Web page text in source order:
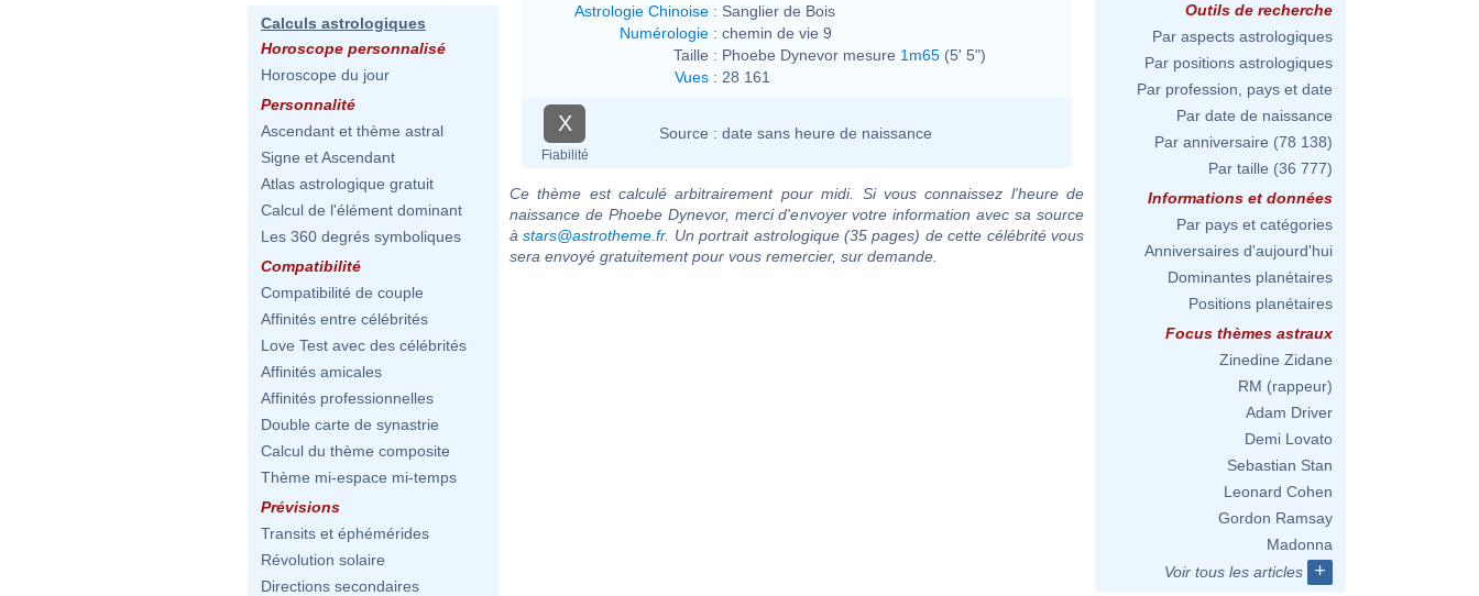
Calculs astrologiques
Horoscope personnalisé
Horoscope du jour
Personnalité
Ascendant et thème astral
Signe et Ascendant
Atlas astrologique gratuit
Calcul de l'élément dominant
Les 360 degrés symboliques
Compatibilité
Compatibilité de couple
Affinités entre célébrités
Love Test avec des célébrités
Affinités amicales
Affinités professionnelles
Double carte de synastrie
Calcul du thème composite
Thème mi-espace mi-temps
Prévisions
Transits et éphémérides
Révolution solaire
Directions secondaires
Astrologie Chinoise : Sanglier de Bois
Numérologie : chemin de vie 9
Taille : Phoebe Dynevor mesure 1m65 (5' 5")
Vues : 28 161
X
Fiabilité
Source : date sans heure de naissance
Ce thème est calculé arbitrairement pour midi. Si vous connaissez l'heure de
naissance de Phoebe Dynevor, merci d'envoyer votre information avec sa source
àstars@astrotheme.fr. Un portrait astrologique (35 pages) de cette célébrité vous
sera envoyé gratuitement pour vous remercier, sur demande.
Outils de recherche
Par aspects astrologiques
Par positions astrologiques
Par profession, pays et date
Par date de naissance
Par anniversaire (78 138)
Par taille (36 777)
Informations et données
Par pays et catégories
Anniversaires d'aujourd'hui
Dominantes planétaires
Positions planétaires
Focus thèmes astraux
Zinedine Zidane
RM (rappeur)
Adam Driver
Demi Lovato
Sebastian Stan
Leonard Cohen
Gordon Ramsay
Madonna
Voir tous les articles
+